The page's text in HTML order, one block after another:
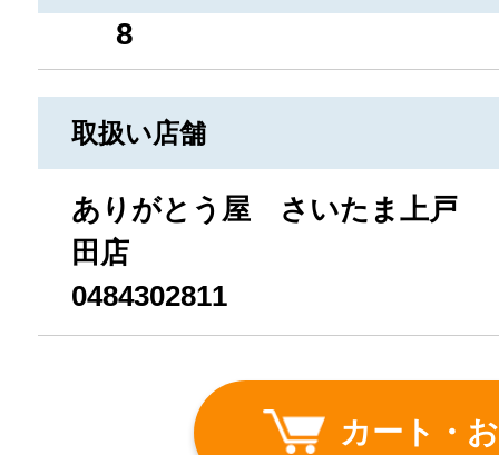
8
取扱い店舗
ありがとう屋 さいたま上戸
田店
0484302811
カート・